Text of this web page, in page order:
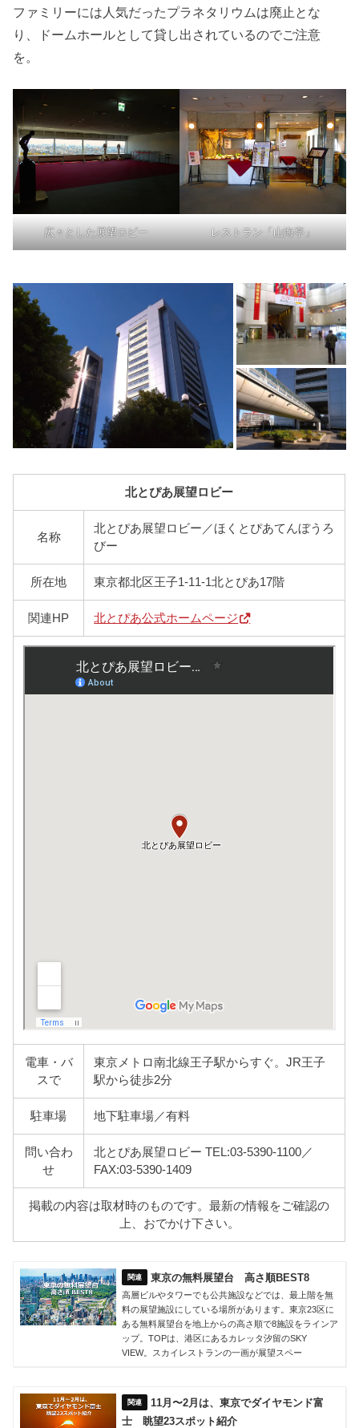
ファミリーには人気だったプラネタリウムは廃止とな
り、ドームホールとして貸し出されているのでご注意
を。
広々とした展望ロビー レストラン「山海亭」
北とぴあ展望ロビー
名称
北とぴあ展望ロビー／ほくとぴあてんぼうろ
びー
所在地 東京都北区王子1-11-1北とぴあ17階
関連HP 北とぴあ公式ホームページ
電車・バ
スで
東京メトロ南北線王子駅からすぐ。JR王子
駅から徒歩2分
駐車場 地下駐車場／有料
問い合わ
せ
北とぴあ展望ロビー TEL:03-5390-1100／
FAX:03-5390-1409
掲載の内容は取材時のものです。最新の情報をご確認の
上、おでかけ下さい。
東京の無料展望台 高さ順BEST8
高層ビルやタワーでも公共施設などでは、最上階を無
料の展望施設にしている場所があります。東京23区に
ある無料展望台を地上からの高さ順で8施設をラインア
ップ。TOPは、港区にあるカレッタ汐留のSKY
VIEW。スカイレストランの一画が展望スペー
11月〜2月は、東京でダイヤモンド富
士 眺望23スポット紹介